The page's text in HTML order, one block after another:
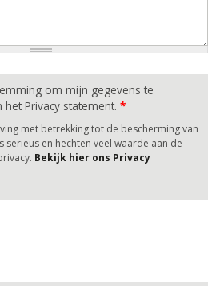
om mijn gegevens te
Privacy statement. *
met betrekking tot de bescherming van
serieus en hechten veel waarde aan de
Bekijk hier ons Privacy